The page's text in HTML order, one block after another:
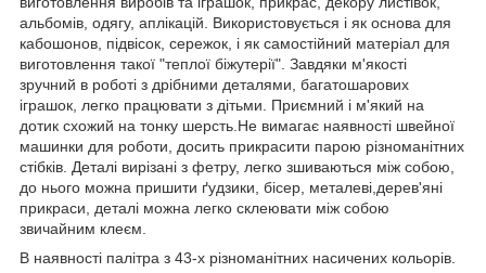
альбомів, одягу, аплікацій. Використовується і як основа для
кабошонов, підвісок, сережок, і як самостійний матеріал для
виготовлення такої "теплої біжутерії". Завдяки м'якості
зручний в роботі з дрібними деталями, багатошарових
іграшок, легко працювати з дітьми. Приємний і м'який на
дотик схожий на тонку шерсть.Не вимагає наявності швейної
машинки для роботи, досить прикрасити парою різноманітних
стібків. Деталі вирізані з фетру, легко зшиваються між собою,
до нього можна пришити ґудзики, бісер, металеві,дерев'яні
прикраси, деталі можна легко склеювати між собою
звичайним клеєм.
В наявності палітра з 43-х різноманітних насичених кольорів.